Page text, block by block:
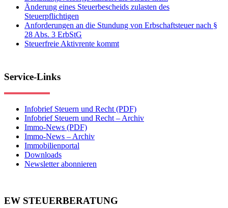
Änderung eines Steuerbescheids zulasten des
Steuerpflichtigen
Anforderungen an die Stundung von Erbschaftsteuer nach §
28 Abs. 3 ErbStG
Steuerfreie Aktivrente kommt
Service-Links
Infobrief Steuern und Recht (PDF)
Infobrief Steuern und Recht – Archiv
Immo-News (PDF)
Immo-News – Archiv
Immobilienportal
Downloads
Newsletter abonnieren
EW STEUERBERATUNG